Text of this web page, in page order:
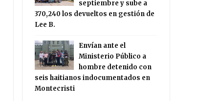
septiembre y sube a
370,240 los devueltos en gestión de
Lee B.
Envían ante el
Ministerio Público a
hombre detenido con
seis haitianos indocumentados en
Montecristi